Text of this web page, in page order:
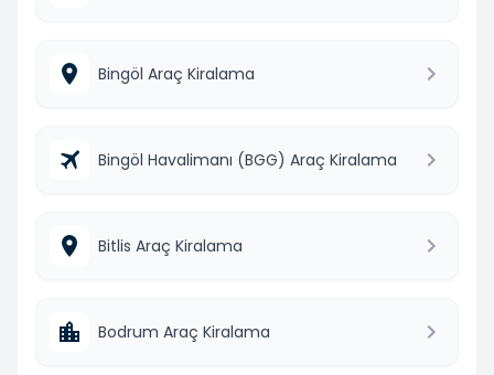
Bingöl Araç Kiralama
Bingöl Havalimanı (BGG) Araç Kiralama
Bitlis Araç Kiralama
Bodrum Araç Kiralama